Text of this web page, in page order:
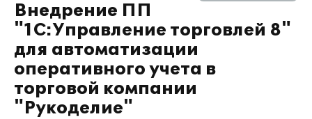
Внедрение ПП
"1С:Управление торговлей 8"
для автоматизации
оперативного учета в
торговой компании
"Рукоделие"